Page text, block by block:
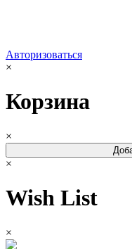
Авторизоваться
×
Корзина
×
×
Wish List
×